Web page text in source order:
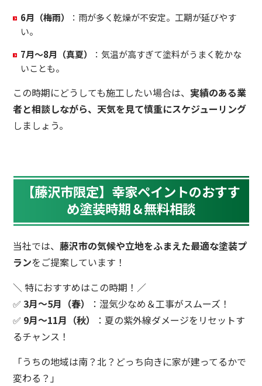
6月（梅雨）
：雨が多く乾燥が不安定。工期が延びやす
い。
7月〜8月（真夏）
：気温が高すぎて塗料がうまく乾かな
いことも。
この時期にどうしても施工したい場合は、 実績のある業
者と相談しながら、天気を見て慎重にスケジューリング
しましょう。
【藤沢市限定】幸家ペイントのおすす
め塗装時期＆無料相談
当社では、藤沢市の気候や立地をふまえた最適な塗装プ
ランをご提案しています！
＼ 特におすすめはこの時期！／
✅3月〜5月（春）
：湿気少なめ＆工事がスムーズ！
✅ 9月〜11月（秋）
：夏の紫外線ダメージをリセットす
るチャンス！
「うちの地域は南？北？どっち向きに家が建ってるかで
変わる？」